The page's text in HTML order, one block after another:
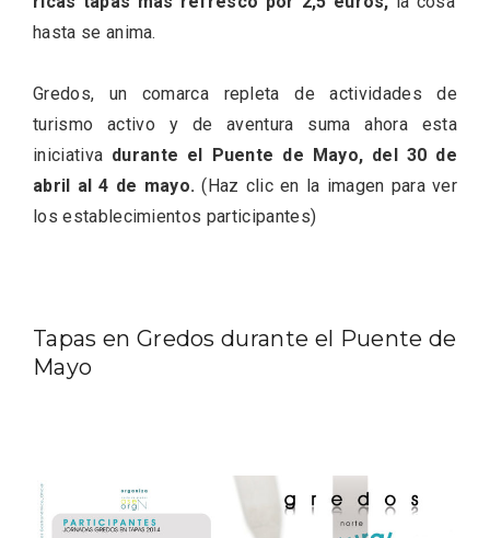
hasta se anima.
Gredos, un comarca repleta de actividades de
turismo activo y de aventura suma ahora esta
iniciativa durante el Puente de Mayo, del 30 de
abril al 4 de mayo.(Haz clic en la imagen para ver
los establecimientos participantes)
Tapas en Gredos durante el Puente de
Mayo
Fiesta de los Fueros 2026 de Sepúlveda